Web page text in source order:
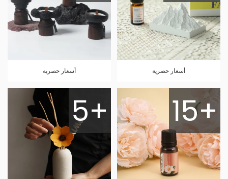
أسعار حصرية أسعار حصرية
15+
5+